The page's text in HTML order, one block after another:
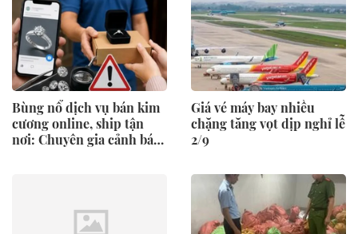
thế giới
Bùng nổ dịch vụ bán kim
cương online, ship tận
nơi: Chuyên gia cảnh báo
Giá vé máy bay nhiều
chặng tăng vọt dịp nghỉ lễ
2/9